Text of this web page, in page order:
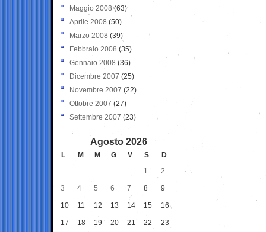
Maggio 2008(63)
Aprile 2008 (50)
Marzo 2008 (39)
Febbraio 2008 (35)
Gennaio 2008 (36)
Dicembre 2007 (25)
Novembre 2007 (22)
Ottobre 2007 (27)
Settembre 2007 (23)
Agosto 2026
L M M G V S
D
1
2
3 4 5 6 7 8 9
10 11 12 13 14 15 16
17 18 19 20 21 22 23